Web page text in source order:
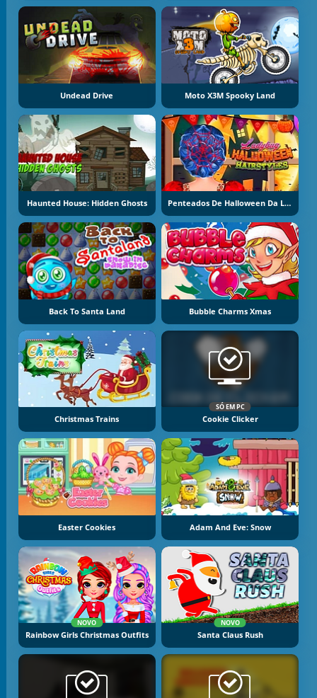
Undead Drive Moto X3M Spooky Land
Haunted House: Hidden Ghosts Penteados De Halloween Da LadyBug
Back To Santa Land Bubble Charms Xmas
Christmas Trains
SÓ EM PC
Cookie Clicker
Easter Cookies Adam And Eve: Snow
NOVO
Rainbow Girls Christmas Outfits
NOVO
Santa Claus Rush